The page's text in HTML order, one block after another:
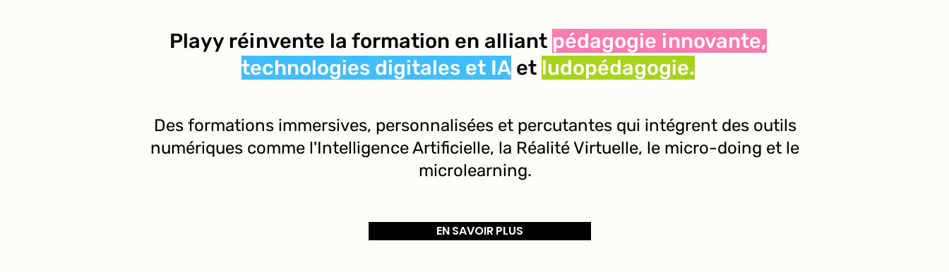
Playy réinvente la formation en alliant pédagogie innovante,
technologies digitales et IAet ludopédagogie.
EN SAVOIR PLUS
Des formations immersives, personnalisées et percutantes qui intégrent des outils
numériques comme l'Intelligence Artificielle, la Réalité Virtuelle, le micro-doing et le
microlearning.